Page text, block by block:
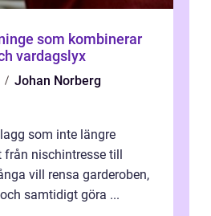
som kombinerar
vardagslyx
Johan Norberg
som inte längre
nischintresse till
vill rensa garderoben,
samtidigt göra ...